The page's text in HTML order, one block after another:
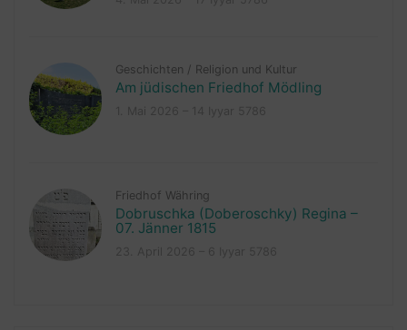
Geschichten / Religion und Kultur
Am jüdischen Friedhof Mödling
Friedhof Währing
Dobruschka (Doberoschky) Regina –
07. Jänner 1815